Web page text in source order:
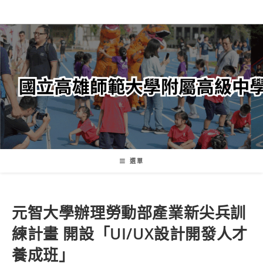
轉
至
主
內
容
選單
元智大學辦理勞動部產業新尖兵訓
練計畫 開設「UI/UX設計開發人才
養成班」